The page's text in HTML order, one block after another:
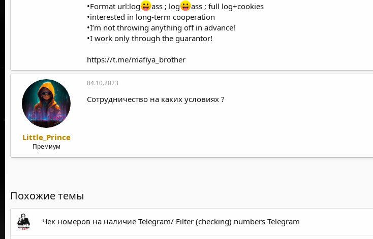
•Format url:log
ass ; log
ass ; full log+cookies
•interested in long-term cooperation
•I’m not throwing anything off in advance!
•I work only through the guarantor!
https://t.me/mafiya_brother
Little_Prince
Премиум
04.10.2023
Сотрудничество на каких условиях ?
Похожие темы
Чек номеров на наличие Telegram/ Filter (checking) numbers Telegram